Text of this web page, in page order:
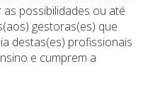
possibilidades ou até
gestoras(es) que
destas(es) profissionais
e cumprem a